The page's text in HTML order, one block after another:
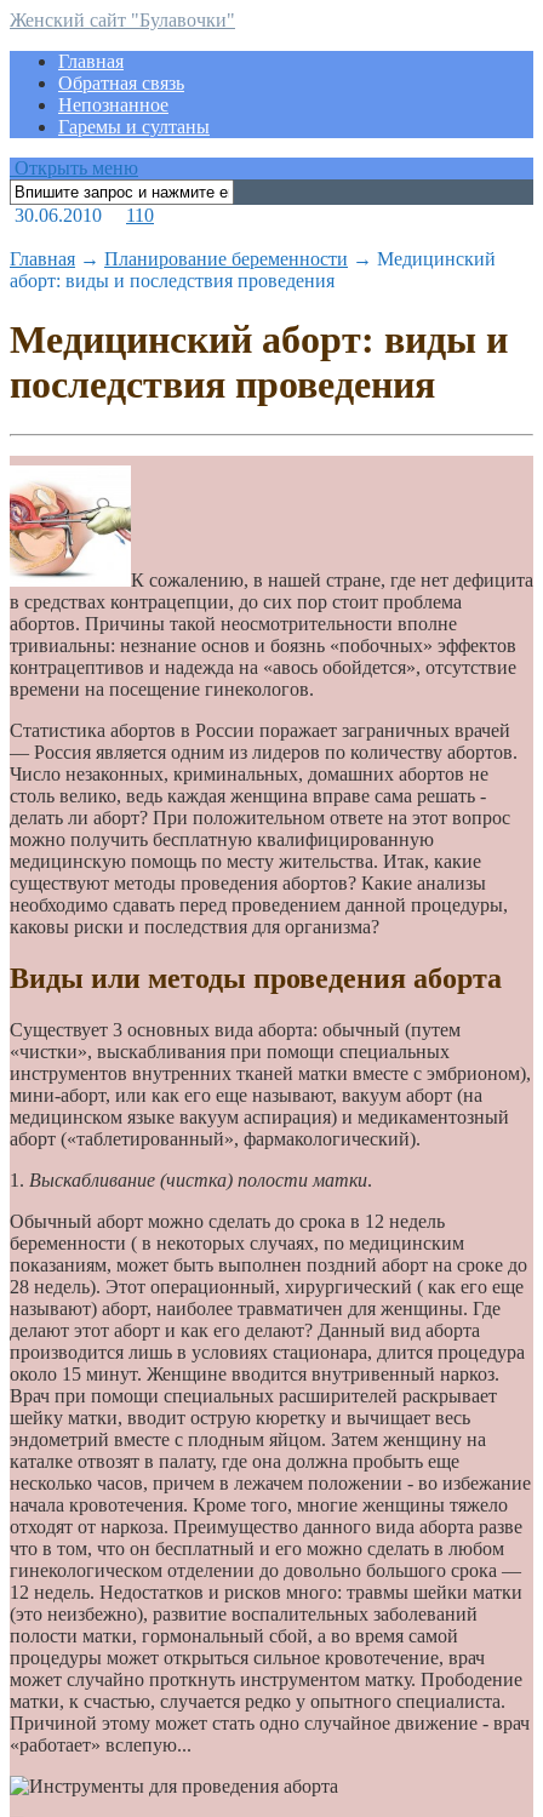
Женский сайт "Булавочки"
Главная
Обратная связь
Непознанное
Гаремы и султаны
Открыть меню
30.06.2010 110
Главная → Планирование беременности → Медицинский
аборт: виды и последствия проведения
Медицинский аборт: виды и
последствия проведения
К сожалению, в нашей стране, где нет дефицита
в средствах контрацепции, до сих пор стоит проблема
абортов. Причины такой неосмотрительности вполне
тривиальны: незнание основ и боязнь «побочных» эффектов
контрацептивов и надежда на «авось обойдется», отсутствие
времени на посещение гинекологов.
Статистика абортов в России поражает заграничных врачей
— Россия является одним из лидеров по количеству абортов.
Число незаконных, криминальных, домашних абортов не
столь велико, ведь каждая женщина вправе сама решать -
делать ли аборт? При положительном ответе на этот вопрос
можно получить бесплатную квалифицированную
медицинскую помощь по месту жительства. Итак, какие
существуют методы проведения абортов? Какие анализы
необходимо сдавать перед проведением данной процедуры,
каковы риски и последствия для организма?
Виды или методы проведения аборта
Существует 3 основных вида аборта: обычный (путем
«чистки», выскабливания при помощи специальных
инструментов внутренних тканей матки вместе с эмбрионом),
мини-аборт, или как его еще называют, вакуум аборт (на
медицинском языке вакуум аспирация) и медикаментозный
аборт («таблетированный», фармакологический).
1. Выскабливание (чистка) полости матки.
Обычный аборт можно сделать до срока в 12 недель
беременности ( в некоторых случаях, по медицинским
показаниям, может быть выполнен поздний аборт на сроке до
28 недель). Этот операционный, хирургический ( как его еще
называют) аборт, наиболее травматичен для женщины. Где
делают этот аборт и как его делают? Данный вид аборта
производится лишь в условиях стационара, длится процедура
около 15 минут. Женщине вводится внутривенный наркоз.
Врач при помощи специальных расширителей раскрывает
шейку матки, вводит острую кюретку и вычищает весь
эндометрий вместе с плодным яйцом. Затем женщину на
каталке отвозят в палату, где она должна пробыть еще
несколько часов, причем в лежачем положении - во избежание
начала кровотечения. Кроме того, многие женщины тяжело
отходят от наркоза. Преимущество данного вида аборта разве
что в том, что он бесплатный и его можно сделать в любом
гинекологическом отделении до довольно большого срока —
12 недель. Недостатков и рисков много: травмы шейки матки
(это неизбежно), развитие воспалительных заболеваний
полости матки, гормональный сбой, а во время самой
процедуры может открыться сильное кровотечение, врач
может случайно проткнуть инструментом матку. Прободение
матки, к счастью, случается редко у опытного специалиста.
Причиной этому может стать одно случайное движение - врач
«работает» вслепую...